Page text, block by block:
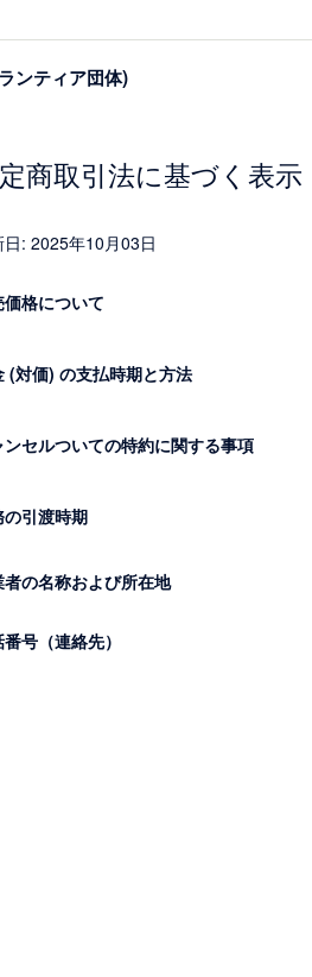
ンティア団体)
商取引法に基づく表示
日: 2025年10月03日
価格について
(対価) の支払時期と方法
ンセルついての特約に関する事項
の引渡時期
者の名称および所在地
号（連絡先）